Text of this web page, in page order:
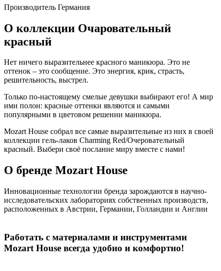
Производитель Германия
О коллекции Очаровательный
красный
Нет ничего выразительнее красного маникюра. Это не
оттенок – это сообщение. Это энергия, крик, страсть,
решительность, выстрел.
Только по-настоящему смелые девушки выбирают его! А мир
ими полон: красные оттенки являются и самыми
популярными в цветовом решении маникюра.
Mozart House собрал все самые выразительные из них в своей
коллекции гель-лаков Charming Red/Очеровательный
красный. Выбери своё послание миру вместе с нами!
О бренде Mozart House
Инновационные технологии бренда зарождаются в научно-
исследовательских лабораториях собственных производств,
расположенных в Австрии, Германии, Голландии и Англии
Работать с материалами и инструментами
Mozart House всегда удобно и комфортно!